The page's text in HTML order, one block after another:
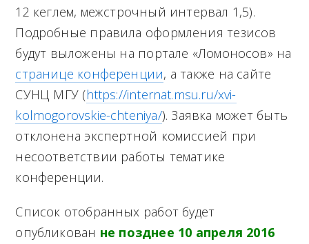
12 кеглем, межстрочный интервал 1,5).
Подробные правила оформления тезисов
будут выложены на портале «Ломоносов» на
странице конференции, а также на сайте
СУНЦ МГУ (https://internat.msu.ru/xvi-
kolmogorovskie-chteniya/). Заявка может быть
отклонена экспертной комиссией при
несоответствии работы тематике
конференции.
Список отобранных работ будет
опубликован не позднее 10 апреля 2016